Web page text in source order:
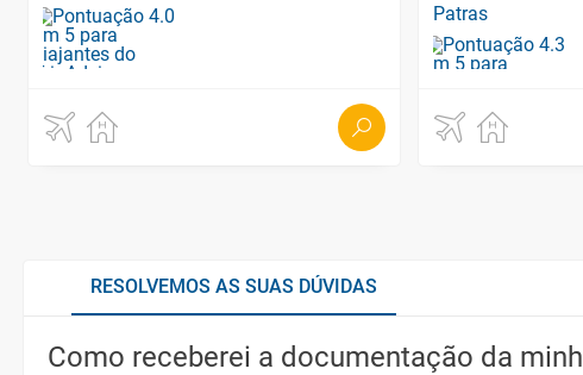
Patras
RESOLVEMOS AS SUAS DÚVIDAS
Como receberei a documentação da